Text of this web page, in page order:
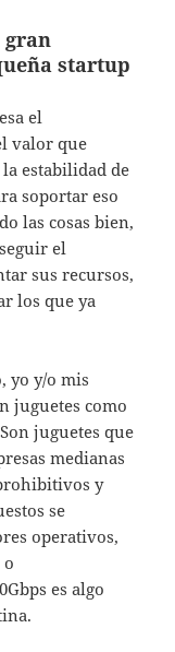
gran
startup
el
valor que
estabilidad de
soportar eso
las cosas bien,
el
sus recursos,
los que ya
yo y/o mis
juguetes como
juguetes que
medianas
y
se
operativos,
o
es algo